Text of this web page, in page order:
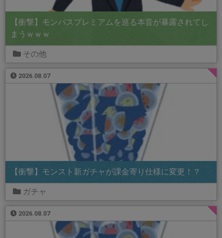
【衝撃】モンパスプレミアムを巡る本音が暴露されてし
まうｗｗｗ
その他
2026.08.07
【衝撃】モンスト新ガチャが課金寄り仕様に変更！？
ガチャ
2026.08.07